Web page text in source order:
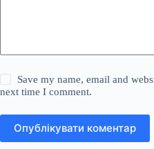
Save my name, email and
next time I comment.
Опублікувати коментар